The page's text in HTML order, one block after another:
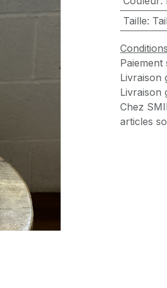
Taille:
Paiement
Livraison
Livraison
Chez
articles